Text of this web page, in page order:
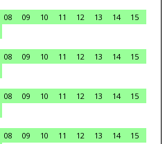
08 09 10 11 12 13 14
15
08 09 10 11 12 13 14
15
08 09 10 11 12 13 14
15
08 09 10 11 12 13 14
15